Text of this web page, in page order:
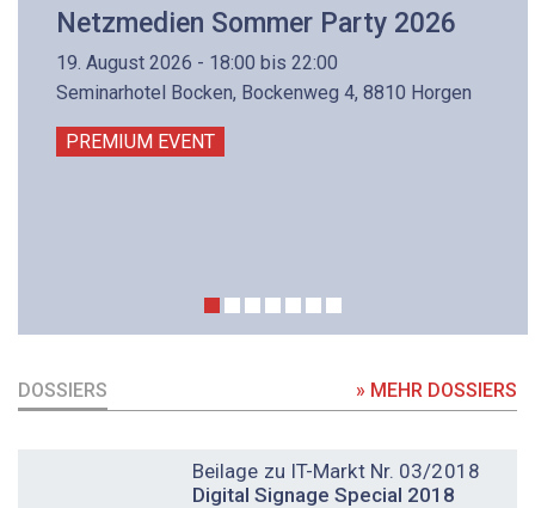
Netzmedien Sommer Party 2026
19. August 2026 - 18:00 bis 22:00
Seminarhotel Bocken, Bockenweg 4, 8810 Horgen
PREMIUM EVENT
DOSSIERS » MEHR DOSSIERS
Beilage zu IT-Markt Nr. 03/2018
Digital Signage Special 2018